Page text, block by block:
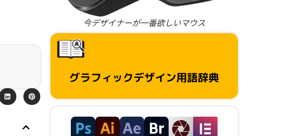
今デザイナーが一番欲しいマウス
グラフィックデザイン用語辞典